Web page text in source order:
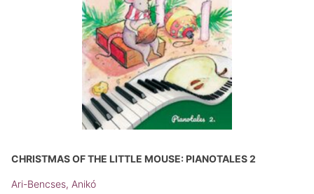
CHRISTMAS OF THE LITTLE MOUSE: PIANOTALES 2
Ari-Bencses, Anikó